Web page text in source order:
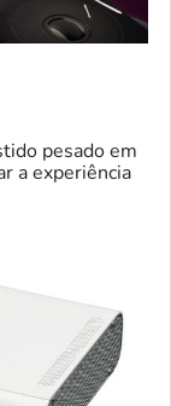
pesado em
a experiência